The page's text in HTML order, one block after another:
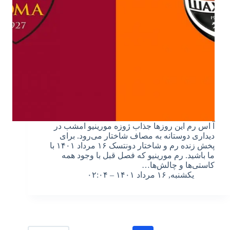
آ اس رم این روزها جذاب ژوزه مورینیو امشب در
دیداری دوستانه به مصاف شاختار می‌رود. برای
پخش زنده رم و شاختار دونتسک ۱۶ مرداد ۱۴۰۱ با
ما باشید. رم مورینیو که فصل قبل با وجود همه
کاستی‌ها و چالش‌ها…
یکشنبه, ۱۶ مرداد ۱۴۰۱ – ۰۲:۰۴